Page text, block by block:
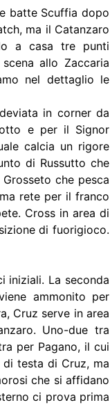
batte Scuffia dopo
ma il Catanzaro
a casa tre punti
allo Zaccaria
nel dettaglio le
in corner da
e per il Signor
calcia un rigore
di Russutto che
che pesca
rete per il franco
Cross in area di
di fuorigioco.
iniziali. La seconda
ammonito per
Cruz serve in area
Uno-due tra
per Pagano, il cui
testa di Cruz, ma
che si affidano
ci prova prima